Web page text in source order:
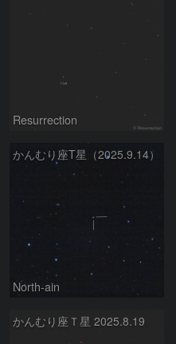
Resurrection
かんむり座T星（2025.9.14）
North-ain
かんむり座Ｔ星 2025.8.19